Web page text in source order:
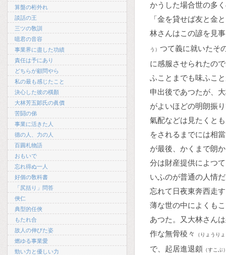
算盤の桁外れ
談話の王
三ツの敎訓
噫君の音容
事業界に盡した功績
責任は予にあり
どちらが顧問やら
私の最も感じたこと
決心した彼の橫顏
大林芳五郞氏の眞價
苦鬪の俤
事業に活きた人
德の人、力の人
百圓札物語
おもいで
忘れ得ぬ一人
好個の敎科書
「尻括り」問答
俠仁
典型的任俠
もたれ合
故人の伸びた姿
燃ゆる事業愛
勁い力と優しい力
かうした場合世の多
「金を貸せば友と金
林さんはこの諺を見
う） つて義に就いたそ
に感服させられたの
ふことまでも味ふこ
申出後であつたが、
がよいほどの明朗振
氣配などは見たくと
をされるまでには相
が最後、かくまで朗
分は財産提供によつ
いふのが普通の人情
忘れて日夜東奔西走
薄な世の中によくも
あつた。又大林さん
作な無骨稜々
（りょうり
で、起居進退頗 （すこぶ